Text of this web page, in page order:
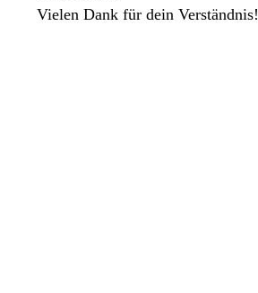
Vielen Dank für dein Verständnis!